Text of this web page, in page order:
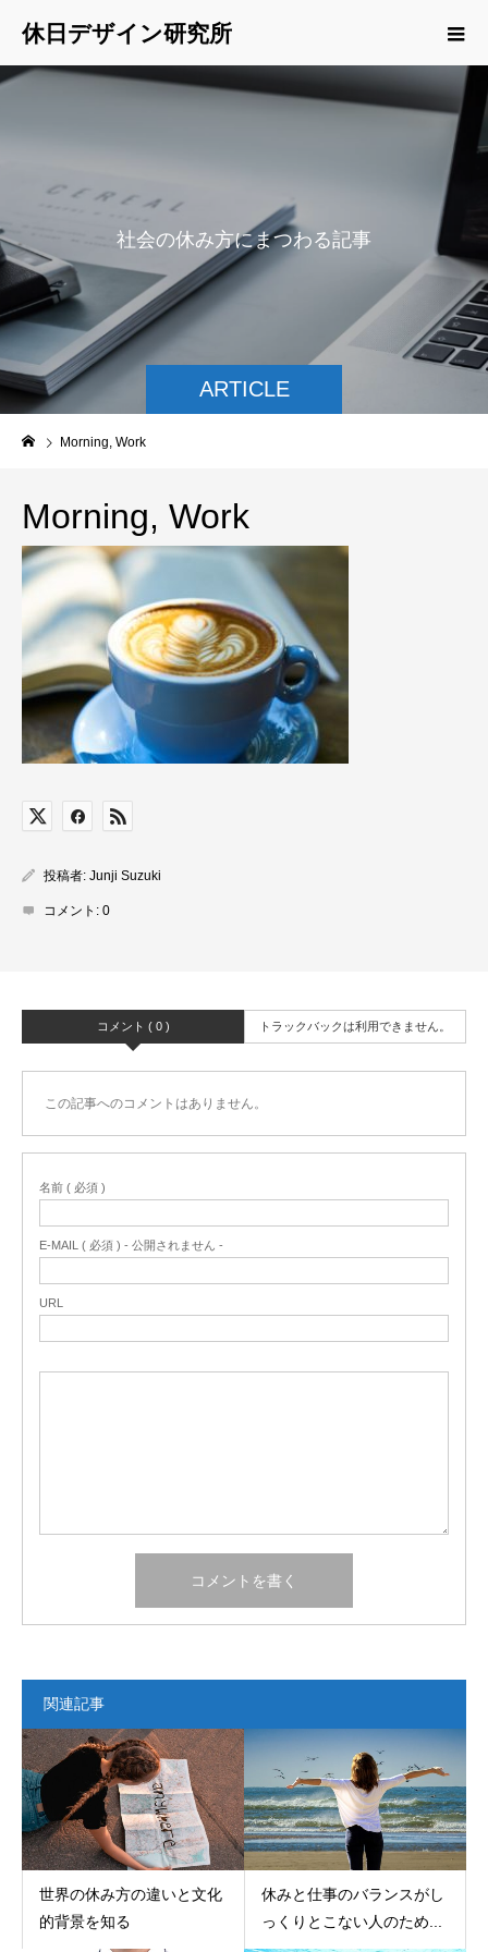
休日デザイン研究所
ARTICLE
の休み方にまつわる記事をご
Morning, Work
Morning, Work
投稿者: Junji Suzuki
コメント: 0
コメント ( 0 ) トラックバックは利用できません。
この記事へのコメントはありません。
名前 ( 必須 )
E-MAIL ( 必須 ) - 公開されません -
URL
関連記事
世界の休み方の違いと文化
的背景を知る
休みと仕事のバランスがし
っくりとこない人のため...